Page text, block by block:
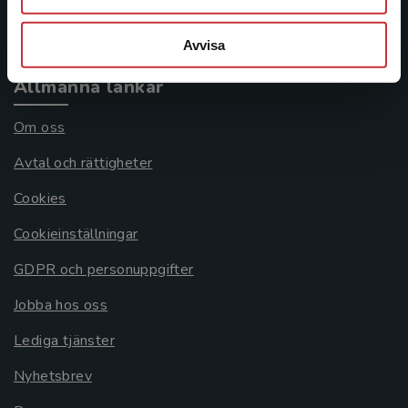
Avvisa
Allmänna länkar
Om oss
Avtal och rättigheter
Cookies
Cookieinställningar
GDPR och personuppgifter
Jobba hos oss
Lediga tjänster
Nyhetsbrev